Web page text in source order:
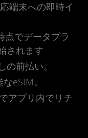
端末への即時イ
点でデータプラ
されます
前払い。
eSIM。
アプリ内でリチ